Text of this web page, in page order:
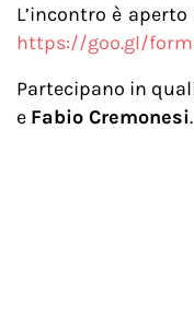
L’incontro è
https://goo.gl/
Partecipano in
e Fabio Cremonesi.